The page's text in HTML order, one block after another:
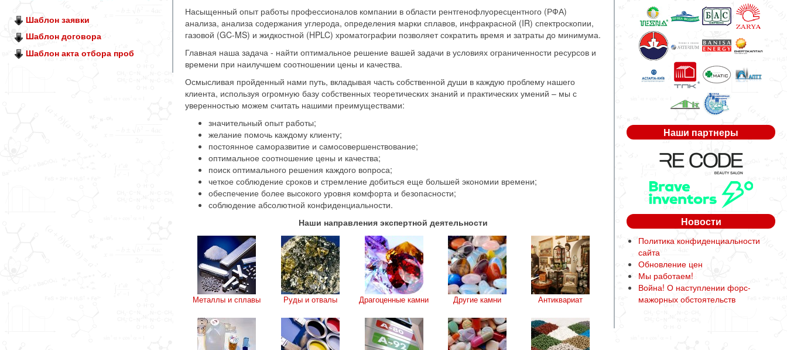
Насыщенный опыт работы профессионалов компании в области рентгенофлуоресцентного (РФА)
анализа, анализа содержания углерода, определения марки сплавов, инфракрасной (IR) спектроскопии,
газовой (GC-MS) и жидкостной (HPLC) хроматографии позволяет сократить время и затраты до минимума.
Главная наша задача - найти оптимальное решение вашей задачи в условиях ограниченности ресурсов и
времени при наилучшем соотношении цены и качества.
Осмысливая пройденный нами путь, вкладывая часть собственной души в каждую проблему нашего
клиента, используя огромную базу собственных теоретических знаний и практических умений – мы с
уверенностью можем считать нашими преимуществами:
значительный опыт работы;
желание помочь каждому клиенту;
постоянное саморазвитие и самосовершенствование;
оптимальное соотношение цены и качества;
поиск оптимального решения каждого вопроса;
четкое соблюдение сроков и стремление добиться еще большей экономии времени;
обеспечение более высокого уровня комфорта и безопасности;
соблюдение абсолютной конфиденциальности.
Наши направления экспертной деятельности
Металлы и сплавы Руды и отвалы Драгоценные камни Другие камни Антиквариат
Шаблон заявки
Шаблон договора
Шаблон акта отбора проб
Наши партнеры
Новости
Политика конфиденциальности
сайта
Обновление цен
Мы работаем!
Война! О наступлении форс-
мажорных обстоятельств